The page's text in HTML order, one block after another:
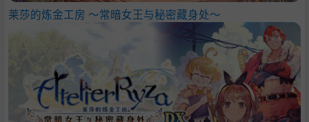
莱莎的炼金工房 ～常暗女王与秘密藏身处～